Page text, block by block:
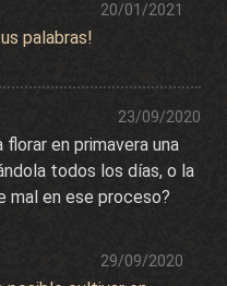
20/01/2021
palabras!
23/09/2020
florar en primavera una
todos los días, o la
mal en ese proceso?
29/09/2020